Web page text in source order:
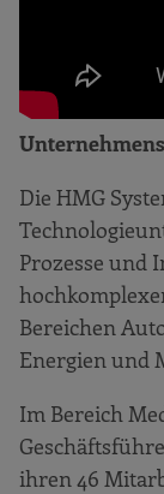
Die HMG
Prozesse und
Bereichen
Energien und
Im Bereich
ihren 46